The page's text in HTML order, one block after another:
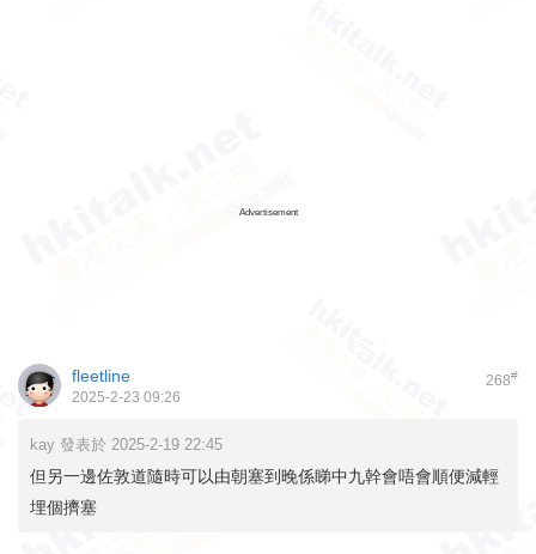
Advertisement
268#
fleetline
2025-2-23 09:26
kay 發表於 2025-2-19 22:45
但另一邊佐敦道隨時可以由朝塞到晚係睇中九幹會唔會順便減輕
埋個擠塞